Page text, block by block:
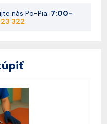
nás Po-Pia: 7:00-
322